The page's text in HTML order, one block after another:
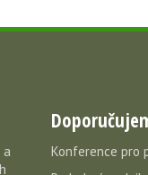
a
Konference pro